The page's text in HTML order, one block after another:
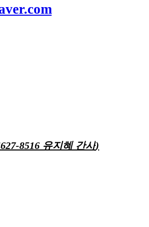
8516 유지혜 간사)